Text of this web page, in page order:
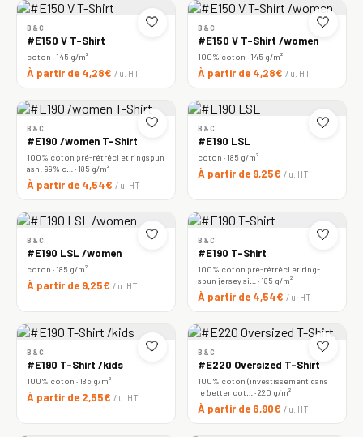
🤍
B&C
#E150 V T-Shirt
coton · 145 g/m²
À partir de 4,28€ / u. HT
🤍
B&C
#E150 V T-Shirt /women
100% coton · 145 g/m²
À partir de 4,28€ / u. HT
🤍
B&C
#E190 /women T-Shirt
100% coton pré-rétréci et ringspun
ash: 99% c… · 185 g/m²
À partir de 4,54€ / u. HT
🤍
B&C
#E190 LSL
coton · 185 g/m²
À partir de 9,25€ / u. HT
🤍
B&C
#E190 LSL /women
coton · 185 g/m²
À partir de 9,25€ / u. HT
🤍
B&C
#E190 T-Shirt
100% coton pré-rétréci et ring-
spun jersey si… · 185 g/m²
À partir de 4,54€ / u. HT
🤍
B&C
#E190 T-Shirt /kids
100% coton · 185 g/m²
À partir de 2,55€ / u. HT
🤍
B&C
#E220 Oversized T-Shirt
100% coton (investissement dans
le better cot… · 220 g/m²
À partir de 6,90€ / u. HT